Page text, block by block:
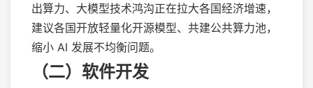
出算力、大模型技术鸿沟正在拉大各国经济增速，
建议各国开放轻量化开源模型、共建公共算力池，
缩小 AI 发展不均衡问题。
（二）软件开发